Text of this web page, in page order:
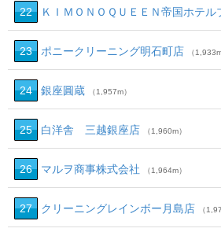
22 ＫＩＭＯＮＯＱＵＥＥＮ帝国ホテル
23 ポニークリーニング明石町店 （1,933m
24 銀座圓蔵 （1,957m）
25 白洋舎 三越銀座店 （1,960m）
26 マルヲ商事株式会社 （1,964m）
27 クリーニングレインボー月島店 （